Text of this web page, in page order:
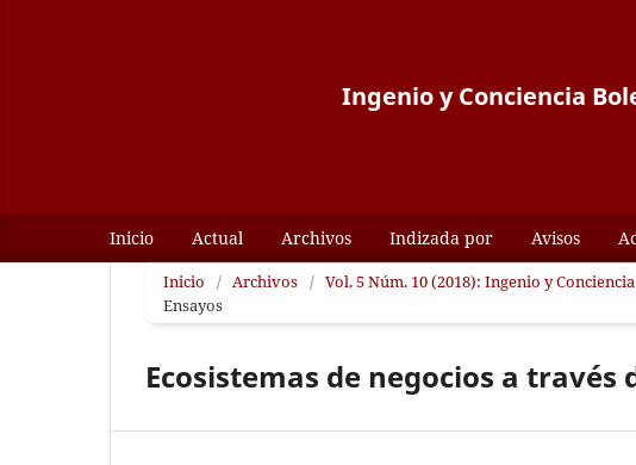
Ingenio y Conciencia
Inicio Actual Archivos Indizada por Avisos
Inicio / Archivos / Vol. 5 Núm. 10 (2018): Ingenio y
Ensayos
Ecosistemas de negocios a